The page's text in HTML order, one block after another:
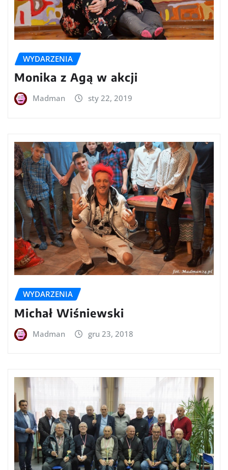
WYDARZENIA
Monika z Agą w akcji
Madman sty 22, 2019
WYDARZENIA
Michał Wiśniewski
Madman gru 23, 2018